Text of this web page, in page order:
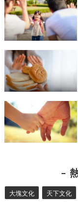
大塊文化 天下文化